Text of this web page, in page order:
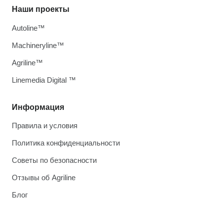
Информация
Правила и условия
Политика конфиденциальности
Советы по безопасности
Отзывы об Agriline
Блог
Наши проекты
Autoline™
Machineryline™
Agriline™
Linemedia Digital ™